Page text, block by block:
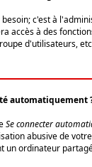
c'est à
accès à des
d'utilisateurs,
automatiquement
Se connecter
abusive de
un ordinateur